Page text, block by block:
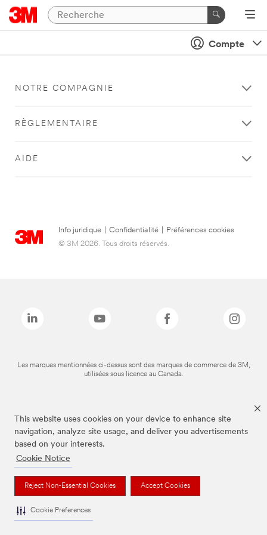
This website uses cookies on your device to enhance site
navigation, analyze site usage, and deliver you advertisements
based on your interests.
Cookie Notice
Reject Non-Essential Cookies Accept Cookies
Cookie Preferences
Compte
NOTRE COMPAGNIE
RÈGLEMENTAIRE
AIDE
Info juridique Confidentialité
Préférences cookies
© 3M 2026. Tous droits réservés.
Les marques mentionnées ci-dessus sont des marques de commerce de 3M,
utilisées sous licence au Canada.